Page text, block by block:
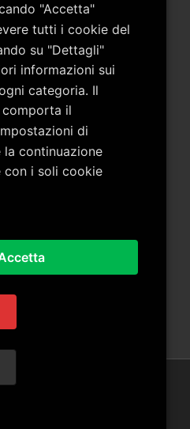
nel febbraio del 2008 allo
del territorio del Parco
(PZ)
- info@artepollino.it
i diritti riservati | Powered by
"Accetta"
tutti i cookie del
su "Dettagli"
informazioni sui
categoria. Il
comporta il
di
la continuazione
con i soli cookie